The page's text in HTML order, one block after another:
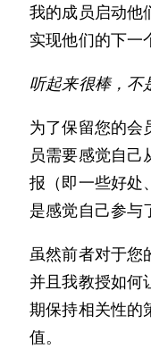
我的成员启动他
实现他们的下一
听起来很棒，不
为了保留您的会
员需要感觉自己
报（即一些好处
是感觉自己参与
虽然前者对于您
并且我教授如何
期保持相关性的
值。